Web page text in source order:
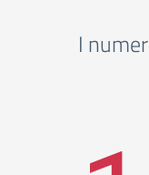
I